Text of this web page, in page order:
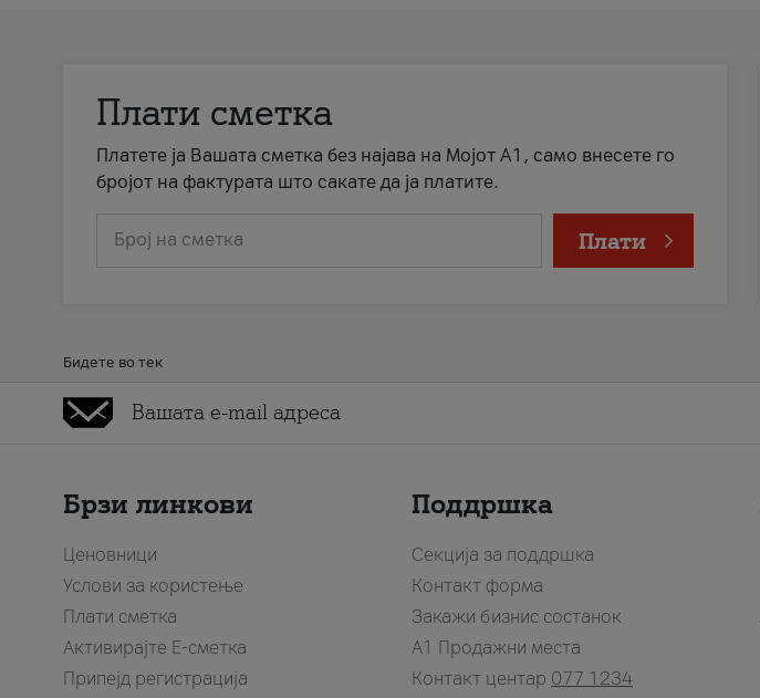
Плати сметка
Платете ја Вашата сметка без најава на Мојот А1, само внесете го
бројот на фактурата што сакате да ја платите.
Број на сметка Плати
Бидете во тек
Брзи линкови
Ценовници
Услови за користење
Плати сметка
Активирајте Е-сметка
Припејд регистрација
Поддршка
Секција за поддршка
Контакт форма
Закажи бизнис состанок
A1 Продажни места
Контакт центар 077 1234